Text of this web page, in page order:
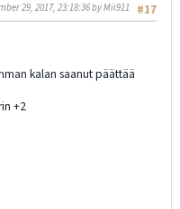
#17
29, 2017, 23:18:36 by Mii911
kalan saanut päättää
+2